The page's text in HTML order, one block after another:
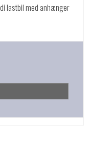
lastbil med anhænger